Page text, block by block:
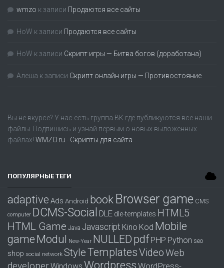
wmzo к записи Продаются все сайты
HoW к записи Продаются все сайты
HoW к записи Скрипт игры — Битва богов (доработана)
Алеша к записи Скрипт онлайн игры — Противостояние
Вы не вкурсе? У нас есть группа ВК где публикуются все наши
файлы. Подпишись и узнай первым о новых выложенных
файлах! WMZO.ru - Скрипты для сайта
ПОПУЛЯРНЫЕ ТЕГИ
adaptive Ads Android book Browser game CMS
computer DCMS-Social DLE dle-templates HTML5
HTML Game Java Javascript Kino Kod Mobile
gameModul New-Year NULLED pdf PHP Python seo
shop social network StyleTemplatesVideoWeb
Wordpress WordPress-